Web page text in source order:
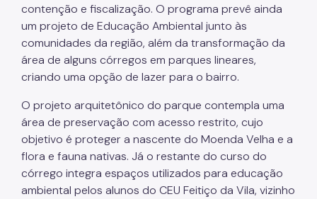
Arborização Urbana
Áreas Protegidas, Áreas Verdes e Espaços Livres
Plano de Ação Climática
Serviços Ambientais
Educação Ambiental
Programas
Município VerdeAzul
contenção e fiscalização. O programa prevê ainda
um projeto de Educação Ambiental junto às
comunidades da região, além da transformação da
área de alguns córregos em parques lineares,
criando uma opção de lazer para o bairro.
O projeto arquitetônico do parque contempla uma
área de preservação com acesso restrito, cujo
objetivo é proteger a nascente do Moenda Velha e a
flora e fauna nativas. Já o restante do curso do
córrego integra espaços utilizados para educação
ambiental pelos alunos do CEU Feitiço da Vila, vizinho